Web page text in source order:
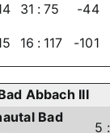
31 : 75 -44
16 : 117 -101
Abbach III
Bad
5